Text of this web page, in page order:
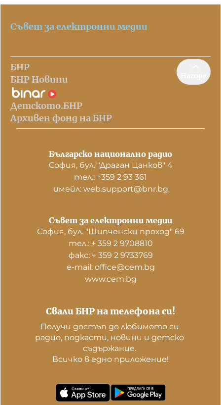
Съвет за електронни медии
БНР
БНР Новини
Детското.БНР
Архивен фонд на БНР
Българско национално радио
София, бул. "Драган Цанков" 4
тел.: +359 2 93 361
имейл: web.support@bnr.bg
Свали БНР на телефона си!
Получи достъп до любимото си
радио, подкасти, новини и детско
съдържание.
Всичко в едно приложение!
Съвет за електронни медии
София, бул. "Шипченски проход" 69
тел.: + 359 2 9708810
факс: + 359 2 9733769
е-mail: office@cem.bg
www.cem.bg